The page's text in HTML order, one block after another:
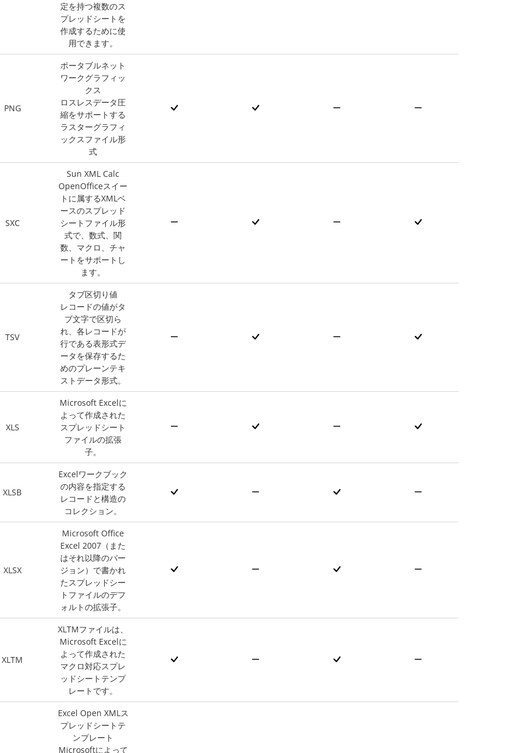
定を持つ複数のス
プレッドシートを
作成するために使
用できます。
PNG
ポータブルネット
ワークグラフィッ
クス
ロスレスデータ圧
縮をサポートする
ラスターグラフィ
ックスファイル形
式
SXC
Sun XML Calc
OpenOfficeスイー
トに属するXMLベ
ースのスプレッド
シートファイル形
式で、数式、関
数、マクロ、チャ
ートをサポートし
ます。
TSV
タブ区切り値
レコードの値がタ
ブ文字で区切ら
れ、各レコードが
行である表形式デ
ータを保存するた
めのプレーンテキ
ストデータ形式。
XLS
Microsoft Excelに
よって作成された
スプレッドシート
ファイルの拡張
子。
XLSB
Excelワークブック
の内容を指定する
レコードと構造の
コレクション。
XLSX
Microsoft Office
Excel 2007（また
はそれ以降のバー
ジョン）で書かれ
たスプレッドシー
トファイルのデフ
ォルトの拡張子。
XLTM
XLTMファイルは、
Microsoft Excelに
よって作成された
マクロ対応スプレ
ッドシートテンプ
レートです。
Excel Open XMLス
プレッドシートテ
ンプレート
Microsoftによって